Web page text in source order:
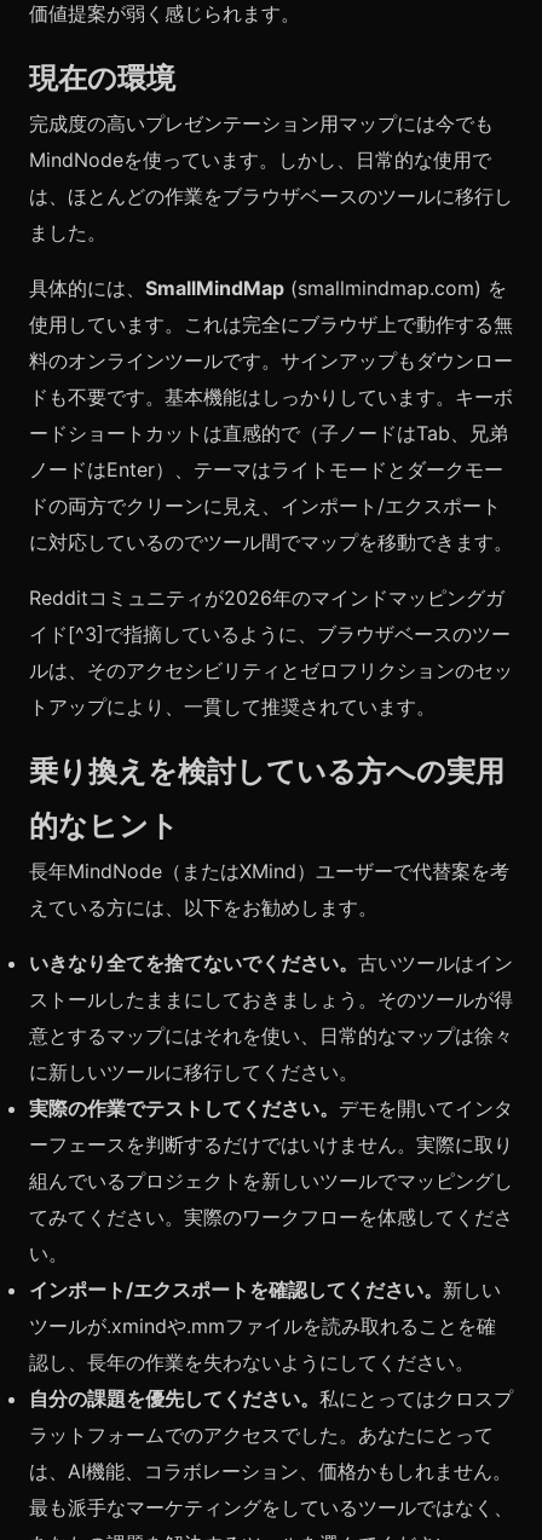
価値提案が弱く感じられます。
現在の環境
完成度の高いプレゼンテーション用マップには今でも
MindNodeを使っています。しかし、日常的な使用で
は、ほとんどの作業をブラウザベースのツールに移行し
ました。
具体的には、 SmallMindMap (smallmindmap.com) を
使用しています。これは完全にブラウザ上で動作する無
料のオンラインツールです。サインアップもダウンロー
ドも不要です。基本機能はしっかりしています。キーボ
ードショートカットは直感的で（子ノードはTab、兄弟
ノードはEnter）、テーマはライトモードとダークモー
ドの両方でクリーンに見え、インポート/エクスポート
に対応しているのでツール間でマップを移動できます。
Redditコミュニティが2026年のマインドマッピングガ
イド[^3]で指摘しているように、ブラウザベースのツー
ルは、そのアクセシビリティとゼロフリクションのセッ
トアップにより、一貫して推奨されています。
乗り換えを検討している方への実用
的なヒント
長年MindNode（またはXMind）ユーザーで代替案を考
えている方には、以下をお勧めします。
いきなり全てを捨てないでください。 古いツールはイン
ストールしたままにしておきましょう。そのツールが得
意とするマップにはそれを使い、日常的なマップは徐々
に新しいツールに移行してください。
実際の作業でテストしてください。 デモを開いてインタ
ーフェースを判断するだけではいけません。実際に取り
組んでいるプロジェクトを新しいツールでマッピングし
てみてください。実際のワークフローを体感してくださ
い。
インポート/エクスポートを確認してください。 新しい
ツールが.xmindや.mmファイルを読み取れることを確
認し、長年の作業を失わないようにしてください。
自分の課題を優先してください。 私にとってはクロスプ
ラットフォームでのアクセスでした。あなたにとって
は、AI機能、コラボレーション、価格かもしれません。
最も派手なマーケティングをしているツールではなく、